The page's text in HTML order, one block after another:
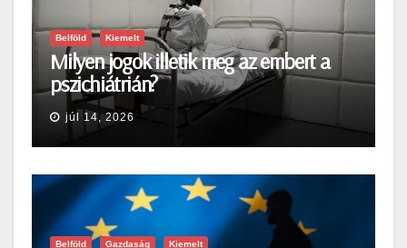
Belföld Kiemelt
Milyen jogok illetik meg az embert a
pszichiátrián?
júl 14, 2026
Belföld Gazdaság Kiemelt